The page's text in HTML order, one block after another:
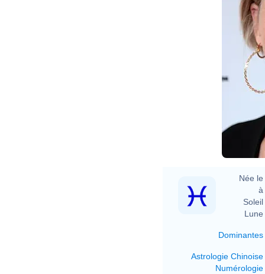
Née le
à
Soleil
Lune
Dominantes
Astrologie Chinoise
Numérologie